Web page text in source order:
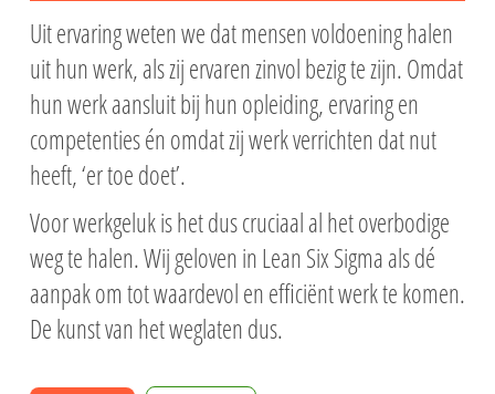
Uit ervaring weten we dat mensen voldoening halen
uit hun werk, als zij ervaren zinvol bezig te zijn. Omdat
hun werk aansluit bij hun opleiding, ervaring en
competenties én omdat zij werk verrichten dat nut
heeft, ‘er toe doet’.
Voor werkgeluk is het dus cruciaal al het overbodige
weg te halen. Wij geloven in Lean Six Sigma als dé
aanpak om tot waardevol en efficiënt werk te komen.
De kunst van het weglaten dus.